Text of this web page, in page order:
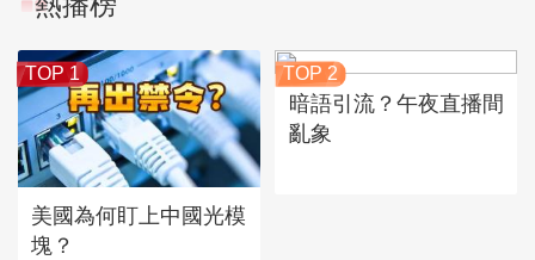
TOP 1
美國為何盯上中國光模
塊？
TOP 2
暗語引流？午夜直播間
亂象